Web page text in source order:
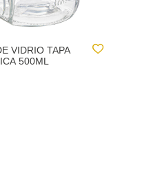
VIDRIO TAPA
500ML